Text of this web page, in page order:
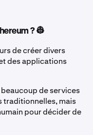
? 👷
de créer divers
des applications
de services
traditionnelles, mais
pour décider de